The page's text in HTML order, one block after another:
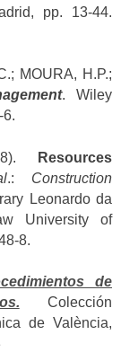
pp. 13-44.
MOURA, H.P.;
. Wiley
6.
Resources
.: Construction
Leonardo da
University of
8.
de
Colección
de València,